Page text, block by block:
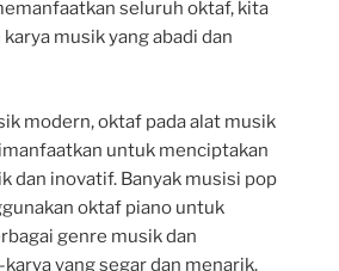
seluruh oktaf, kita
musik yang abadi dan
modern, oktaf pada alat musik
untuk menciptakan
dan inovatif. Banyak musisi pop
oktaf piano untuk
genre musik dan
yang segar dan menarik.